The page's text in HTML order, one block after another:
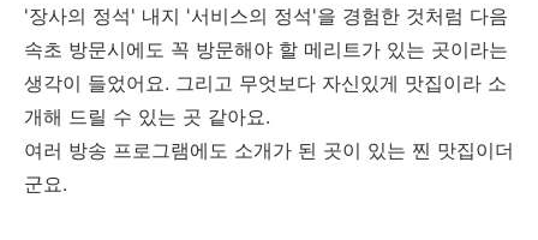
'장사의 정석' 내지 '서비스의 정석'을 경험한 것처럼 다음
속초 방문시에도 꼭 방문해야 할 메리트가 있는 곳이라는
생각이 들었어요. 그리고 무엇보다 자신있게 맛집이라 소
개해 드릴 수 있는 곳 같아요.
여러 방송 프로그램에도 소개가 된 곳이 있는 찐 맛집이더
군요.